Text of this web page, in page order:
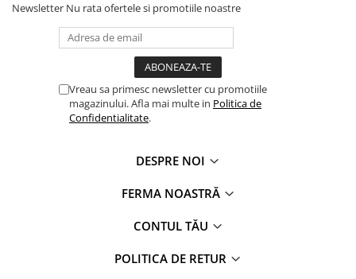
Newsletter Nu rata ofertele si promotiile noastre
Vreau sa primesc newsletter cu promotiile
magazinului. Afla mai multe in Politica de
Confidentialitate.
DESPRE NOI
FERMA NOASTRĂ
CONTUL TĂU
POLITICA DE RETUR